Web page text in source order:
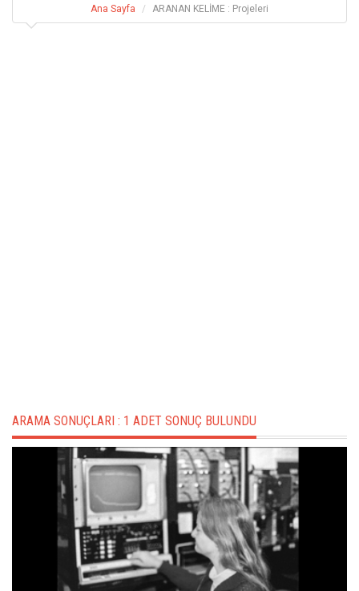
Ana Sayfa ARANAN KELİME : Projeleri
ARAMA SONUÇLARI : 1 ADET SONUÇ BULUNDU